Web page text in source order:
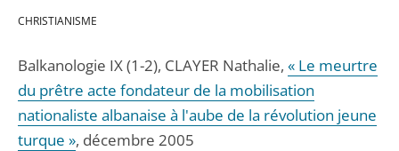
CHRISTIANISME
Balkanologie IX (1-2), CLAYER Nathalie, « Le meurtre
du prêtre acte fondateur de la mobilisation
nationaliste albanaise à l'aube de la révolution jeune
turque », décembre 2005